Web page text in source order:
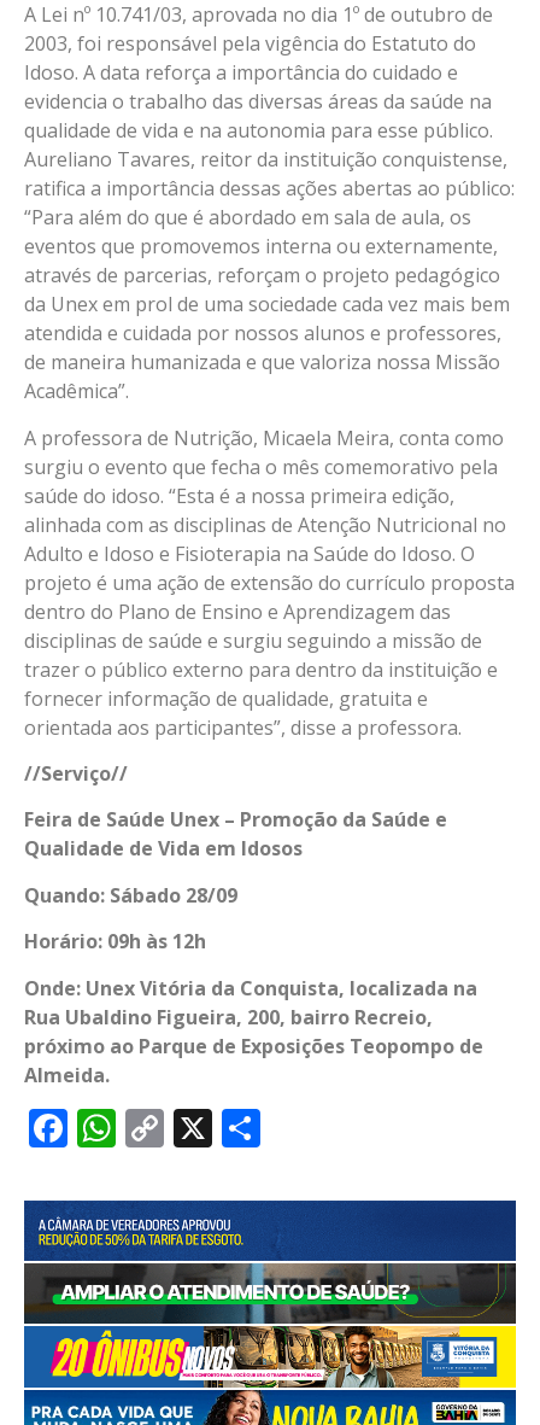
A Lei nº 10.741/03, aprovada no dia 1º de outubro de
2003, foi responsável pela vigência do Estatuto do
Idoso. A data reforça a importância do cuidado e
evidencia o trabalho das diversas áreas da saúde na
qualidade de vida e na autonomia para esse público.
Aureliano Tavares, reitor da instituição conquistense,
ratifica a importância dessas ações abertas ao público:
“Para além do que é abordado em sala de aula, os
eventos que promovemos interna ou externamente,
através de parcerias, reforçam o projeto pedagógico
da Unex em prol de uma sociedade cada vez mais bem
atendida e cuidada por nossos alunos e professores,
de maneira humanizada e que valoriza nossa Missão
Acadêmica”.
A professora de Nutrição, Micaela Meira, conta como
surgiu o evento que fecha o mês comemorativo pela
saúde do idoso. “Esta é a nossa primeira edição,
alinhada com as disciplinas de Atenção Nutricional no
Adulto e Idoso e Fisioterapia na Saúde do Idoso. O
projeto é uma ação de extensão do currículo proposta
dentro do Plano de Ensino e Aprendizagem das
disciplinas de saúde e surgiu seguindo a missão de
trazer o público externo para dentro da instituição e
fornecer informação de qualidade, gratuita e
orientada aos participantes”, disse a professora.
//Serviço//
Feira de Saúde Unex – Promoção da Saúde e
Qualidade de Vida em Idosos
Quando: Sábado 28/09
Horário: 09h às 12h
Onde: Unex Vitória da Conquista, localizada na
Rua Ubaldino Figueira, 200, bairro Recreio,
próximo ao Parque de Exposições Teopompo de
Almeida.
Facebook
WhatsApp
Copy
Link
X